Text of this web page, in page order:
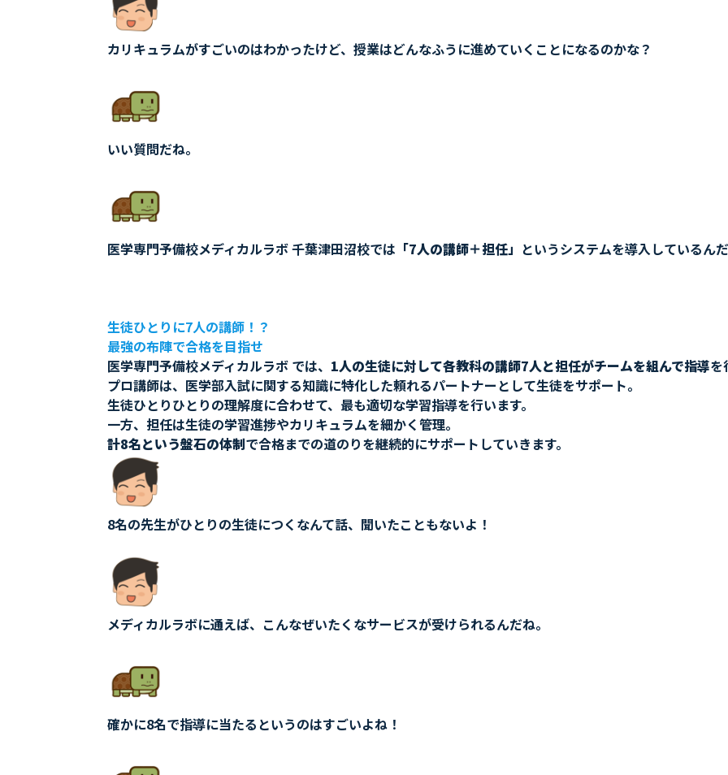
カリキュラムがすごいのはわかったけど、授業はどんなふうに進めていくことになるのかな？
いい質問だね。
医学専門予備校メディカルラボ 千葉津田沼校では 「7人の講師＋担任」 というシステムを導入しているんだ
生徒ひとりに7人の講師！？
最強の布陣で合格を目指せ
医学専門予備校メディカルラボ では、 1人の生徒に対して各教科の講師7人と担任がチームを組んで指導を
プロ講師は、医学部入試に関する知識に特化した頼れるパートナーとして生徒をサポート。
生徒ひとりひとりの理解度に合わせて、最も適切な学習指導を行います。
一方、担任は生徒の学習進捗やカリキュラムを細かく管理。
計8名という盤石の体制で合格までの道のりを継続的にサポートしていきます。
8名の先生がひとりの生徒につくなんて話、聞いたこともないよ！
メディカルラボに通えば、こんなぜいたくなサービスが受けられるんだね。
確かに8名で指導に当たるというのはすごいよね！